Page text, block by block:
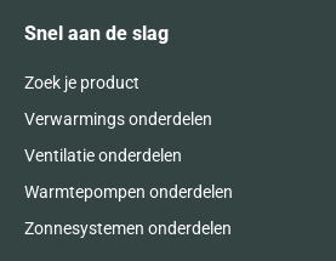
Snel aan de slag
Zoek je product
Verwarmings onderdelen
Ventilatie onderdelen
Warmtepompen onderdelen
Zonnesystemen onderdelen